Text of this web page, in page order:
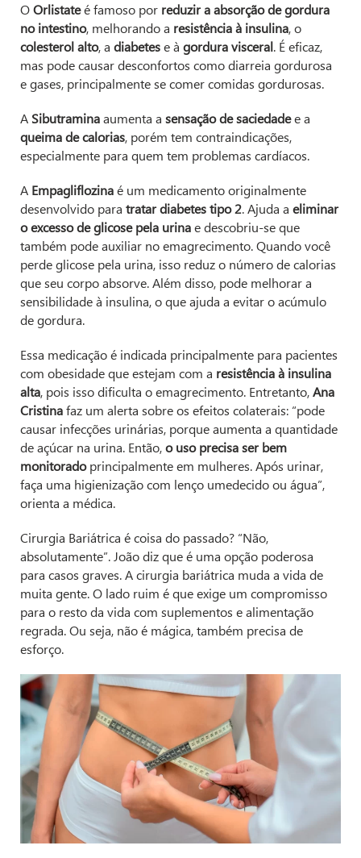
OOrlistateé famoso por reduzir a absorção de gordura
no intestino, melhorando a resistência à insulina, o
colesterol alto, a diabetese à gordura visceral. É eficaz,
mas pode causar desconfortos como diarreia gordurosa
e gases, principalmente se comer comidas gordurosas.
A Sibutraminaaumenta a sensação de saciedadee a
queima de calorias, porém tem contraindicações,
especialmente para quem tem problemas cardíacos.
A Empagliflozinaé um medicamento originalmente
desenvolvido para tratar diabetes tipo 2. Ajuda a eliminar
o excesso de glicose pela urinae descobriu-se que
também pode auxiliar no emagrecimento. Quando você
perde glicose pela urina, isso reduz o número de calorias
que seu corpo absorve. Além disso, pode melhorar a
sensibilidade à insulina, o que ajuda a evitar o acúmulo
de gordura.
Essa medicação é indicada principalmente para pacientes
com obesidade que estejam com a resistência à insulina
alta, pois isso dificulta o emagrecimento. Entretanto,Ana
Cristinafaz um alerta sobre os efeitos colaterais: “pode
causar infecções urinárias, porque aumenta a quantidade
de açúcar na urina. Então,o uso precisa ser bem
monitoradoprincipalmente em mulheres. Após urinar,
faça uma higienização com lenço umedecido ou água”,
orienta a médica.
Cirurgia Bariátrica é coisa do passado? “Não,
absolutamente”. João diz que é uma opção poderosa
para casos graves. A cirurgia bariátrica muda a vida de
muita gente. O lado ruim é que exige um compromisso
para o resto da vida com suplementos e alimentação
regrada. Ou seja, não é mágica, também precisa de
esforço.